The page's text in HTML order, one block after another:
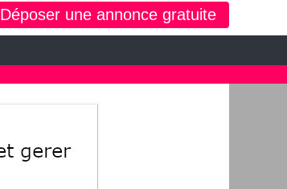
Déposer une annonce gratuite